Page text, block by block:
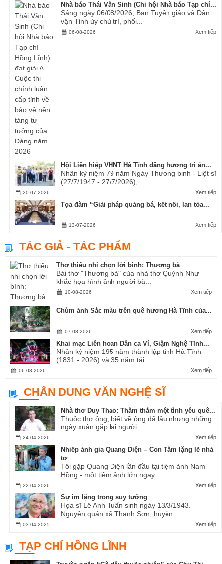
Nhà báo Thái Văn Sinh (Chi hội Nhà báo Tạp chí...
Sáng ngày 06/08/2026, Ban Tuyên giáo và Dân
vận Tỉnh ủy chủ trì, phối...
Xem tiếp
06-08-2026
Hội Liên hiệp VHNT Hà Tĩnh dâng hương tri ân...
Nhân kỷ niệm 79 năm Ngày Thương binh - Liệt sĩ
(27/7/1947 - 27/7/2026),...
Xem tiếp
20-07-2026
Tọa đàm “Giải pháp quảng bá, kết nối, lan tỏa...
Xem tiếp
13-07-2026
TÁC GIẢ - TÁC PHẨM
Thơ thiếu nhi chọn lời bình: Thương bà
Bài thơ "Thương bà" của nhà thơ Quỳnh Như
khắc họa hình ảnh người bà...
Xem tiếp
10-08-2026
Chùm ảnh Sắc màu trên quê hương Hà Tĩnh của...
Xem tiếp
07-08-2026
Khai mạc Liên hoan Dân ca Ví, Giặm Nghệ Tĩnh...
Nhân kỷ niệm 195 năm thành lập tỉnh Hà Tĩnh
(1831 - 2026) và 35 năm tái...
Xem tiếp
06-08-2026
CHÂN DUNG VĂN NGHỆ SĨ
Nhà thơ Duy Thảo: Thăm thẳm một tình yêu quê...
Thuộc thơ ông, biết về ông đã lâu nhưng những
ngày xuân gặp lại người...
Xem tiếp
24-04-2026
Nhiếp ảnh gia Quang Diện – Con Tằm lặng lẽ nhả
tơ
Tôi gặp Quang Diện lần đầu tại tiệm ảnh Nam
Hồng - một tiệm ảnh lớn ngay...
Xem tiếp
22-04-2026
Sự im lặng trong suy tưởng
Họa sĩ Lê Anh Tuấn sinh ngày 13/3/1943.
Nguyên quán xã Thanh Sơn, huyện...
Xem tiếp
03-04-2025
TẠP CHÍ HỒNG LĨNH